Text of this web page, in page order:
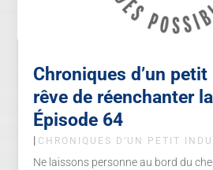
Chroniques d’un
rêve de réenchanter
Épisode 64
| CHRONIQUES D’UN PETIT
Ne laissons personne au bord du